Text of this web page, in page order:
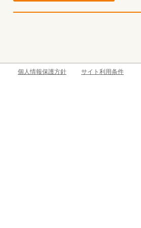
個人情報保護方針 サイト利用条件